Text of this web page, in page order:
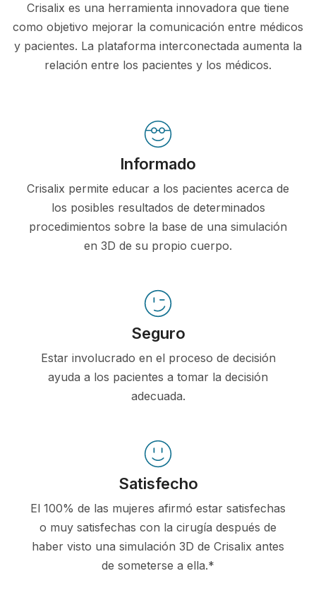
Crisalix es una herramienta innovadora que tiene
como objetivo mejorar la comunicación entre médicos
y pacientes. La plataforma interconectada aumenta la
relación entre los pacientes y los médicos.
Informado
Crisalix permite educar a los pacientes acerca de
los posibles resultados de determinados
procedimientos sobre la base de una simulación
en 3D de su propio cuerpo.
Seguro
Estar involucrado en el proceso de decisión
ayuda a los pacientes a tomar la decisión
adecuada.
Satisfecho
El 100% de las mujeres afirmó estar satisfechas
o muy satisfechas con la cirugía después de
haber visto una simulación 3D de Crisalix antes
de someterse a ella.*